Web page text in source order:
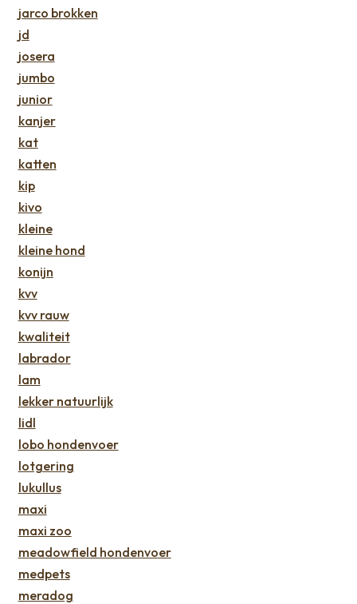
jarco brokken
jd
josera
jumbo
junior
kanjer
kat
katten
kip
kivo
kleine
kleine hond
konijn
kvv
kvv rauw
kwaliteit
labrador
lam
lekker natuurlijk
lidl
lobo hondenvoer
lotgering
lukullus
maxi
maxi zoo
meadowfield hondenvoer
medpets
meradog